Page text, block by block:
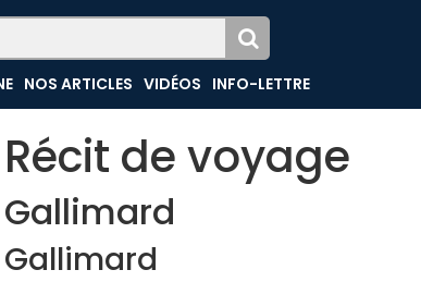
NOS ARTICLES VIDÉOS INFO-LETTRE
Récit de voyage
Gallimard
Gallimard